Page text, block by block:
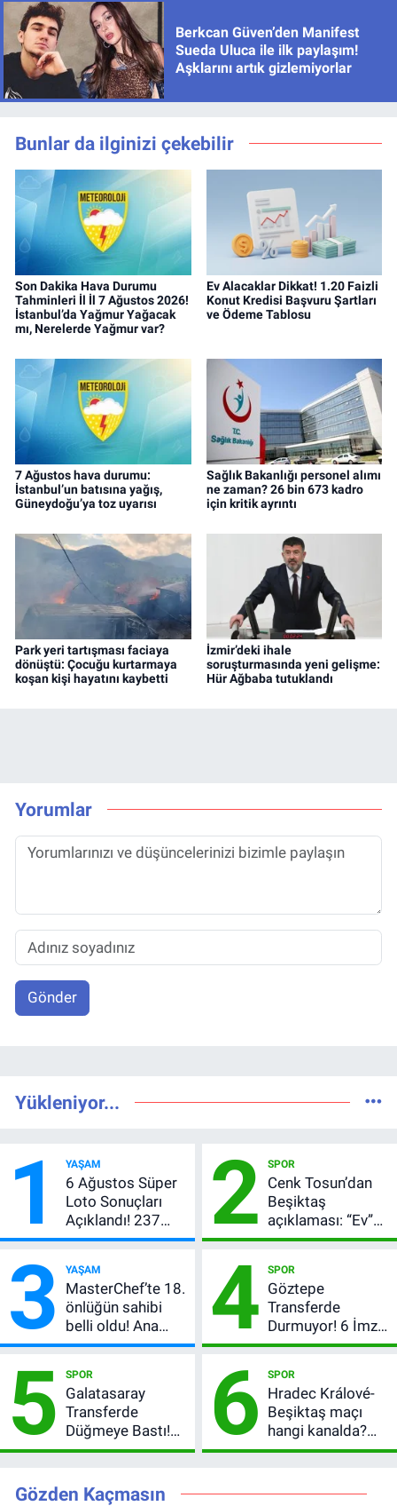
Berkcan Güven’den Manifest
Sueda Uluca ile ilk paylaşım!
Aşklarını artık gizlemiyorlar
Bunlar da ilginizi çekebilir
Son Dakika Hava Durumu
Tahminleri İl İl 7 Ağustos 2026!
İstanbul’da Yağmur Yağacak
mı, Nerelerde Yağmur var?
Ev Alacaklar Dikkat! 1.20 Faizli
Konut Kredisi Başvuru Şartları
ve Ödeme Tablosu
7 Ağustos hava durumu:
İstanbul’un batısına yağış,
Güneydoğu’ya toz uyarısı
Sağlık Bakanlığı personel alımı
ne zaman? 26 bin 673 kadro
için kritik ayrıntı
Park yeri tartışması faciaya
dönüştü: Çocuğu kurtarmaya
koşan kişi hayatını kaybetti
İzmir’deki ihale
soruşturmasında yeni gelişme:
Hür Ağbaba tutuklandı
Yorumlar
Gönder
Yükleniyor...
1 YAŞAM
6 Ağustos Süper
Loto Sonuçları
Açıklandı! 237
Milyon TL’lik
2 SPOR
Cenk Tosun’dan
Beşiktaş
açıklaması: “Ev”
dedi, asıl mesajı
verdi
3 YAŞAM
MasterChef’te 18.
önlüğün sahibi
belli oldu! Ana
kadroya giren
oldu?
4 SPOR
Göztepe
Transferde
Durmuyor! 6 İmza
Sonrası Yeni
Oldu
5 SPOR
Galatasaray
Transferde
Düğmeye Bastı!
Leao, Camavinga
Durum
6 SPOR
Hradec Králové-
Beşiktaş maçı
hangi kanalda?
Şifresiz canlı yayın
Gözden Kaçmasın